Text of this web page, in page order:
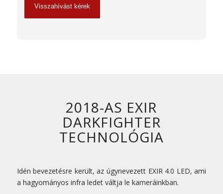
2018-AS EXIR
DARKFIGHTER
TECHNOLÓGIA
Idén bevezetésre került, az úgynevezett EXIR 4.0 LED, ami
a hagyományos infra ledet váltja le kameráinkban.